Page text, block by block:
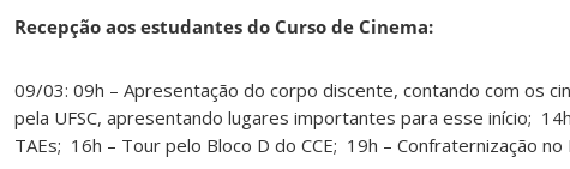
Recepção aos estudantes do Curso de Cinema:
09/03: 09h – Apresentação do corpo discente, contando com os
pela UFSC, apresentando lugares importantes para esse início;
TAEs; 16h – Tour pelo Bloco D do CCE; 19h – Confraternização no